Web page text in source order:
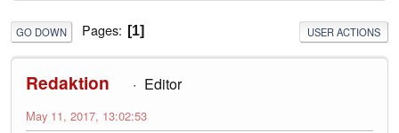
GO DOWN Pages 1 USER ACTIONS
Redaktion Editor
May 11, 2017, 13:02:53